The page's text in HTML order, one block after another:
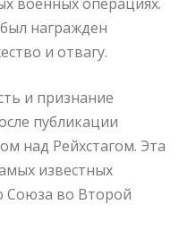
награжден
и отвагу.
и признание
публикации
над Рейхстагом. Эта
известных
Союза во Второй